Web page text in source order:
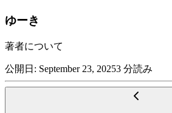
ゆーき
著者について
公開日 : September 23, 20253 分読み